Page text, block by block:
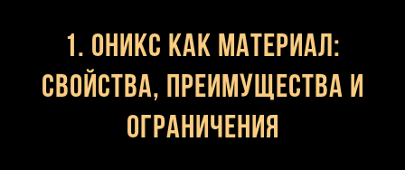
1. Оникс как материал:
свойства, преимущества и
ограничения